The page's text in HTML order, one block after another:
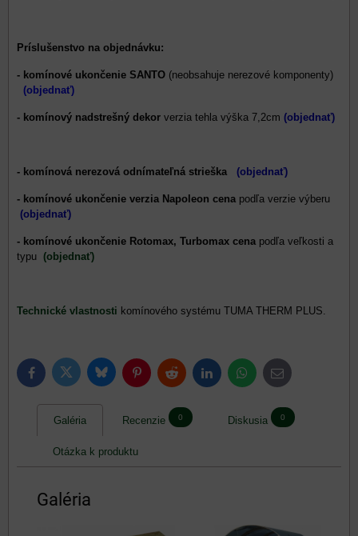
Príslušenstvo na objednávku:
- komínové ukončenie SANTO (neobsahuje nerezové komponenty)
(objednať)
- komínový nadstrešný dekor verzia tehla výška 7,2cm (objednať)
- komínová nerezová odnímateľná strieška (objednať)
- komínové ukončenie verzia Napoleon cena podľa verzie výberu
(objednať)
- komínové ukončenie Rotomax, Turbomax cena podľa veľkosti a
typu (objednať)
Technické vlastnosti komínového systému TUMA THERM PLUS.
FacebookTwitter BlueskyPinterestReddit LinkedInWhatsApp
E-
mail
Galéria Recenzie 0 Diskusia 0
Otázka k produktu
Galéria